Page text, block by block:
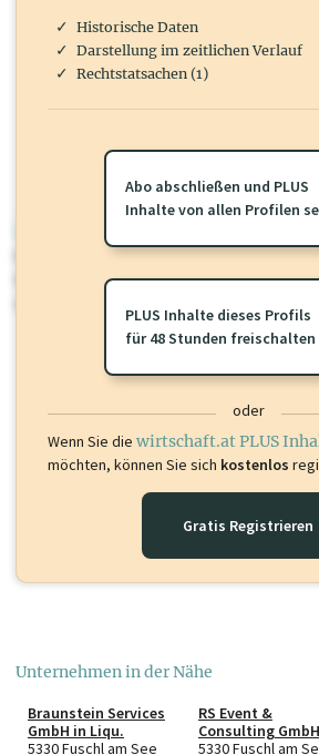
Für dieses Profil gibt es zusätzliche
Sie momentan nicht einsehen können.
oder loggen Sie sich ein um diese Inhalte zu
Historische Daten
Darstellung im zeitlichen Verlauf
Rechtstatsachen (1)
Abo abschließen und PLUS
Inhalte von allen Profilen
PLUS Inhalte dieses Profils
für 48 Stunden freischalten
oder
Wenn Sie die wirtschaft.at PLUS
möchten, können Sie sich kostenlos
Gratis Registrieren
Unternehmen in der Nähe
Braunstein Services
GmbH in Liqu.
5330 Fuschl am See
RS Event &
Consulting GmbH
5330 Fuschl am